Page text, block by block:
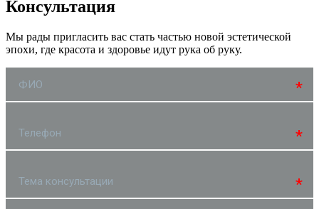
Консультация
Мы рады пригласить вас стать частью новой эстетической
эпохи, где красота и здоровье идут рука об руку.